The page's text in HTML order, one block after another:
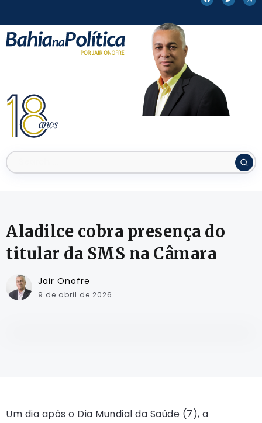
Aladilce cobra presença do
titular da SMS na Câmara
Jair Onofre
9 de abril de 2026
Um dia após o Dia Mundial da Saúde (7), a